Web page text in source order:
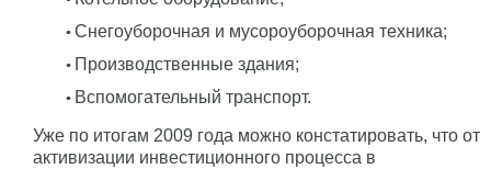
Снегоуборочная и мусороуборочная техника;
Производственные здания;
Вспомогательный транспорт.
Уже по итогам 2009 года можно констатировать, что от
активизации инвестиционного процесса в